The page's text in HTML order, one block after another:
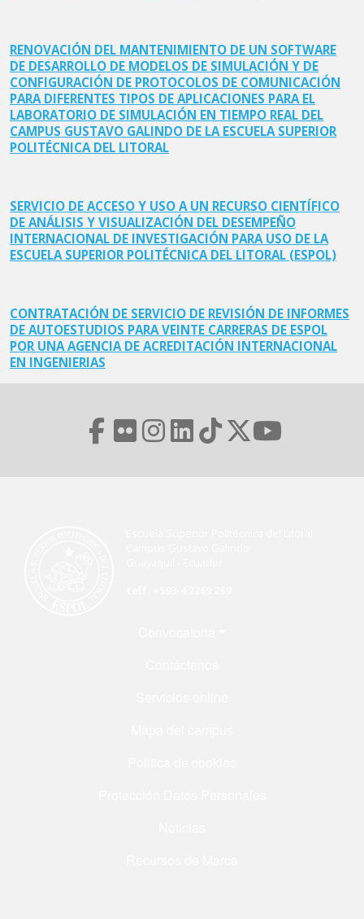
RENOVACIÓN DEL MANTENIMIENTO DE UN SOFTWARE
DE DESARROLLO DE MODELOS DE SIMULACIÓN Y DE
CONFIGURACIÓN DE PROTOCOLOS DE COMUNICACIÓN
PARA DIFERENTES TIPOS DE APLICACIONES PARA EL
LABORATORIO DE SIMULACIÓN EN TIEMPO REAL DEL
CAMPUS GUSTAVO GALINDO DE LA ESCUELA SUPERIOR
POLITÉCNICA DEL LITORAL
SERVICIO DE ACCESO Y USO A UN RECURSO CIENTÍFICO
DE ANÁLISIS Y VISUALIZACIÓN DEL DESEMPEÑO
INTERNACIONAL DE INVESTIGACIÓN PARA USO DE LA
ESCUELA SUPERIOR POLITÉCNICA DEL LITORAL (ESPOL)
CONTRATACIÓN DE SERVICIO DE REVISIÓN DE INFORMES
DE AUTOESTUDIOS PARA VEINTE CARRERAS DE ESPOL
POR UNA AGENCIA DE ACREDITACIÓN INTERNACIONAL
EN INGENIERIAS